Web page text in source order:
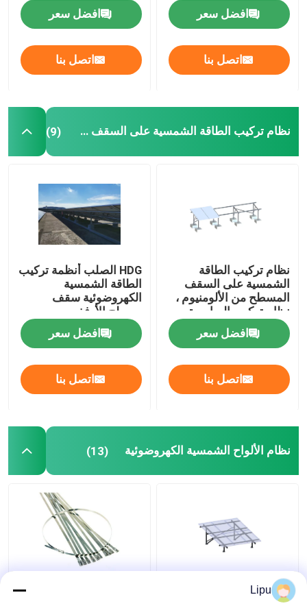
إطار الألواح الشمسية
أنظمة الطاقة الشمسية للاتصالات
الوحدة الشمسية الكريستالات
افضل سعر
اتصل بنا
افضل سعر
اتصل بنا
نظام تركيب الطاقة الشمسية على السقف المسطح (9)
نظام تركيب الطاقة
الشمسية على السقف
المسطح من الألومنيوم ،
نظام تركيب الصابورة
التجارية
افضل سعر
اتصل بنا
HDG الصلب أنظمة تركيب
الطاقة الشمسية
الكهروضوئية سقف
مسطح الأرفف
افضل سعر
اتصل بنا
نظام الألواح الشمسية الكهروضوئية (13)
الشمسية النظام
4.6mm 7.9mm الكابلات
Lipu